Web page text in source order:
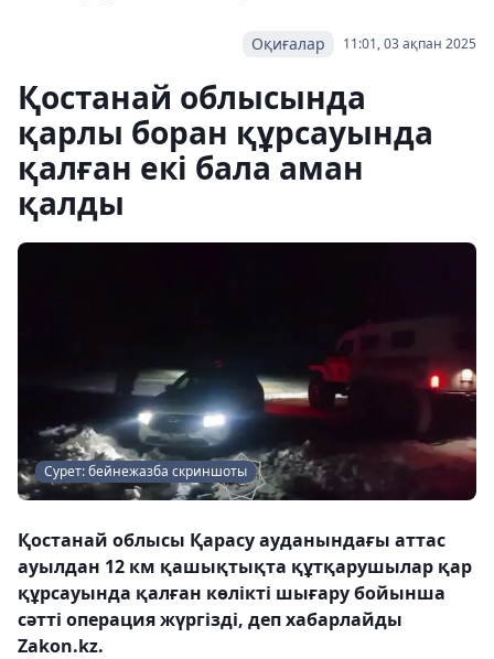
11:01, 03 ақпан 2025
Оқиғалар
Қостанай облысында
қарлы боран құрсауында
қалған екі бала аман
қалды
Сурет: бейнежазба скриншоты
Қостанай облысы Қарасу ауданындағы аттас
ауылдан 12 км қашықтықта құтқарушылар қар
құрсауында қалған көлікті шығару бойынша
сәтті операция жүргізді, деп хабарлайды
Zakon.kz.